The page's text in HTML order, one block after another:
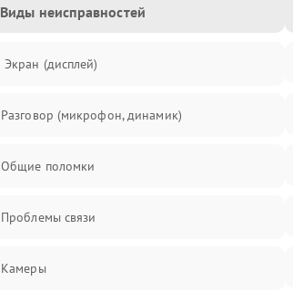
Виды неисправностей
Экран (дисплей)
Разговор (микрофон, динамик)
Общие поломки
Проблемы связи
Камеры